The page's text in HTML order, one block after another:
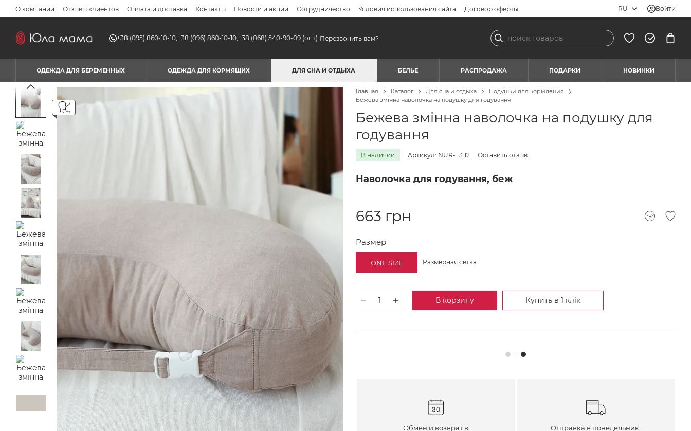
Перейти к основному контенту
О компании Отзывы клиентов Оплата и доставка Контакты Новости и акции Сотрудничество Условия использования сайта Договор оферты RU Войти
+38 (095) 860-10-10,+38 (096) 860-10-10,+38 (068) 540-90-09 (опт) Перезвонить вам?
ОДЕЖДА ДЛЯ БЕРЕМЕННЫХ ОДЕЖДА ДЛЯ КОРМЯЩИХ ДЛЯ СНА И ОТДЫХА БЕЛЬЕ РАСПРОДАЖА ПОДАРКИ НОВИНКИ
Главная Каталог Для сна и отдыха
Подушки для кормления
Бежева змінна наволочка на подушку для годування
Бежева змінна наволочка на подушку для
годування
В наличии Артикул: NUR-1.3.12 Оставить отзыв
Наволочка для годування, беж
663 грн
Размер
ONE SIZE Размерная сетка
В корзину Купить в 1 клік
Обмен и возврат в
Отправка в понедельник,